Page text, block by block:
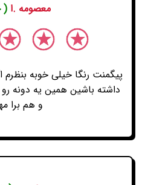
معصومه .ا (
پیگمنت رنگا خیلی خوبه
داشته باشین همین یه دونه
و هم برا